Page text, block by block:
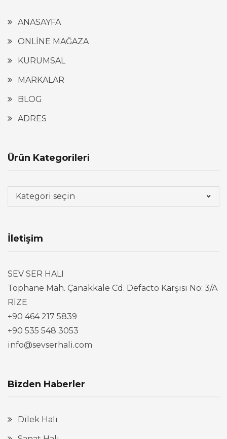
ANASAYFA
ONLİNE MAĞAZA
KURUMSAL
MARKALAR
BLOG
ADRES
Ürün Kategorileri
İletişim
SEV SER HALI
Tophane Mah. Çanakkale Cd. Defacto Karşısı No: 3/A
RİZE
+90 464 217 5839
+90 535 548 3053
info@sevserhali.com
Bizden Haberler
Dilek Halı